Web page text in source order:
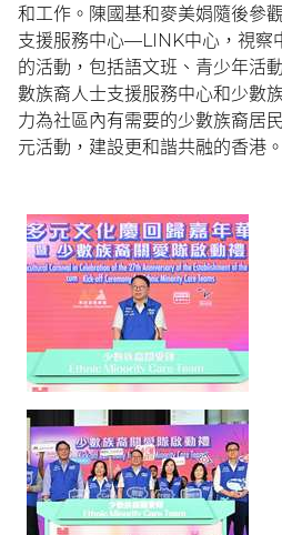
和工作。陳國基和麥美娟隨後參
支援服務中心—LINK中心，視察
的活動，包括語文班、青少年活
數族裔人士支援服務中心和少數
力為社區內有需要的少數族裔居
元活動，建設更和諧共融的香港。